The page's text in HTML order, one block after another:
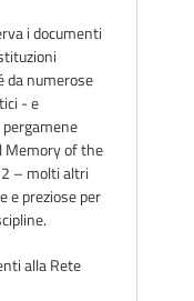
i documenti
da numerose
- e
pergamene
Memory of the
– molti altri
e preziose per
alla Rete